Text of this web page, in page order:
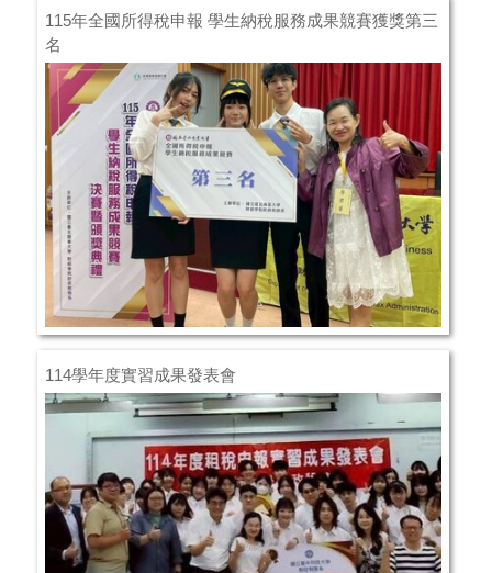
115年全國所得稅申報 學生納稅服務成果競賽獲獎第三
名
114學年度實習成果發表會